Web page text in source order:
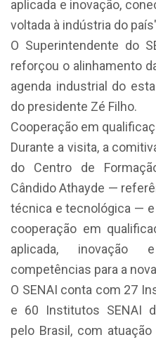
aplicada e inovação,
voltada à indústria do
O Superintendente do
reforçou o alinhamento
agenda industrial do
do presidente Zé Filho.
Cooperação em
Durante a visita, a
do Centro de
Cândido Athayde —
técnica e tecnológica —
cooperação em
aplicada, inovação
competências para a
O SENAI conta com 27
e 60 Institutos SENAI
pelo Brasil, com